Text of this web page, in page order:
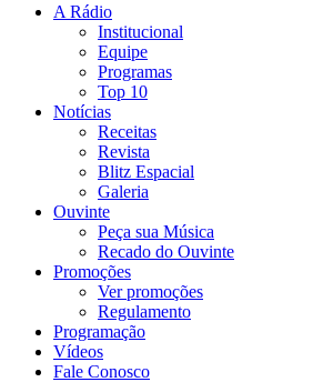
A Rádio
Institucional
Equipe
Programas
Top 10
Notícias
Receitas
Revista
Blitz Espacial
Galeria
Ouvinte
Peça sua Música
Recado do Ouvinte
Promoções
Ver promoções
Regulamento
Programação
Vídeos
Fale Conosco